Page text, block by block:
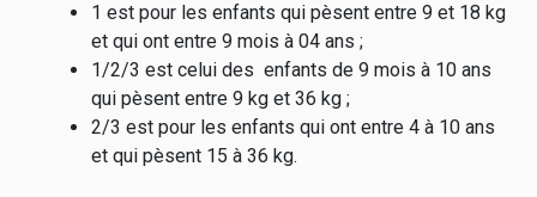
1 est pour les enfants qui pèsent entre 9 et 18 kg
et qui ont entre 9 mois à 04 ans ;
1/2/3 est celui des enfants de 9 mois à 10 ans
qui pèsent entre 9 kg et 36 kg ;
2/3 est pour les enfants qui ont entre 4 à 10 ans
et qui pèsent 15 à 36 kg.